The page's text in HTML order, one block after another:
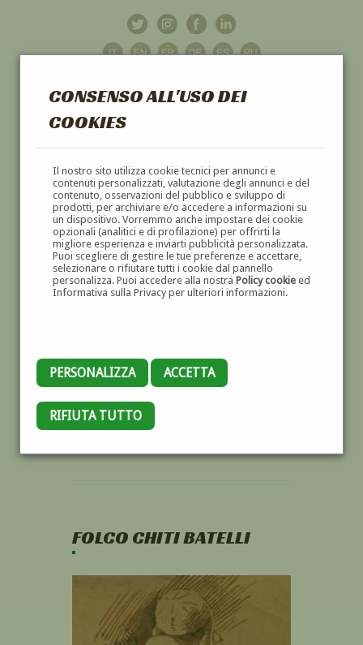
CONSENSO ALL'USO DEI
COOKIES
Il nostro sito utilizza cookie tecnici per annunci e
contenuti personalizzati, valutazione degli annunci e del
contenuto, osservazioni del pubblico e sviluppo di
prodotti, per archiviare e/o accedere a informazioni su
un dispositivo. Vorremmo anche impostare dei cookie
opzionali (analitici e di profilazione) per offrirti la
migliore esperienza e inviarti pubblicità personalizzata.
Puoi scegliere di gestire le tue preferenze e accettare,
selezionare o rifiutare tutti i cookie dal pannello
personalizza. Puoi accedere alla nostra Policy cookieed
Informativa sulla Privacy per ulteriori informazioni.
PERSONALIZZA ACCETTA
RIFIUTA TUTTO
GALLERIAD'ARTE
DIPINTI E SCULTURE '800 E '900
FOLCO CHITI BATELLI